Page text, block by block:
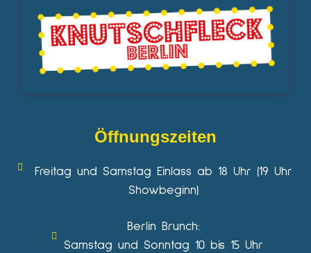
Öffnungszeiten
Freitag und Samstag Einlass ab 18 Uhr (19 Uhr
Showbeginn)
Berlin Brunch:
Samstag und Sonntag 10 bis 15 Uhr